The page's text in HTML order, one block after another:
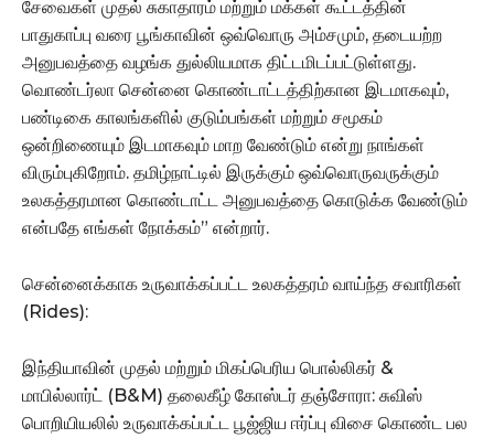
சேவைகள் முதல் சுகாதாரம் மற்றும் மக்கள் கூட்டத்தின்
பாதுகாப்பு வரை பூங்காவின் ஒவ்வொரு அம்சமும், தடையற்ற
அனுபவத்தை வழங்க துல்லியமாக திட்டமிடப்பட்டுள்ளது.
வொண்டர்லா சென்னை கொண்டாட்டத்திற்கான இடமாகவும்,
பண்டிகை காலங்களில் குடும்பங்கள் மற்றும் சமூகம்
ஒன்றிணையும் இடமாகவும் மாற வேண்டும் என்று நாங்கள்
விரும்புகிறோம். தமிழ்நாட்டில் இருக்கும் ஒவ்வொருவருக்கும்
உலகத்தரமான கொண்டாட்ட அனுபவத்தை கொடுக்க வேண்டும்
என்பதே எங்கள் நோக்கம்” என்றார்.
சென்னைக்காக உருவாக்கப்பட்ட உலகத்தரம் வாய்ந்த சவாரிகள்
(Rides):
இந்தியாவின் முதல் மற்றும் மிகப்பெரிய பொல்லிகர் &
மாபில்லார்ட் (B&M) தலைகீழ் கோஸ்டர் தஞ்சோரா: சுவிஸ்
பொறியியலில் உருவாக்கப்பட்ட பூஜ்ஜிய ஈர்ப்பு விசை கொண்ட பல